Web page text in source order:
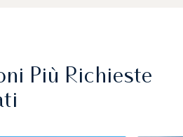
Più Richieste